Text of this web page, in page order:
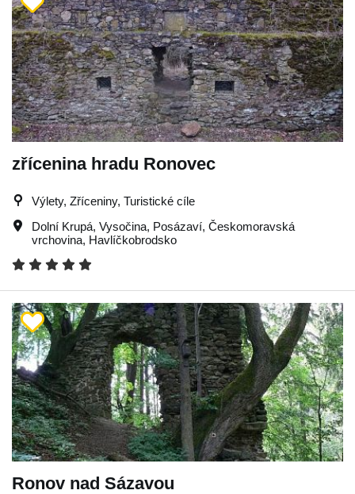
zřícenina hradu Ronovec
Výlety, Zříceniny, Turistické cíle
Dolní Krupá, Vysočina, Posázaví, Českomoravská
vrchovina, Havlíčkobrodsko
Ronov nad Sázavou